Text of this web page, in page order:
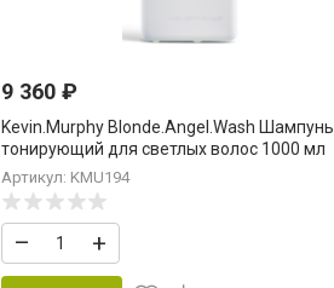
9 360 ₽
Kevin.Murphy Blonde.Angel.Wash Шампунь
тонирующий для светлых волос 1000 мл
Артикул: KMU194
– +